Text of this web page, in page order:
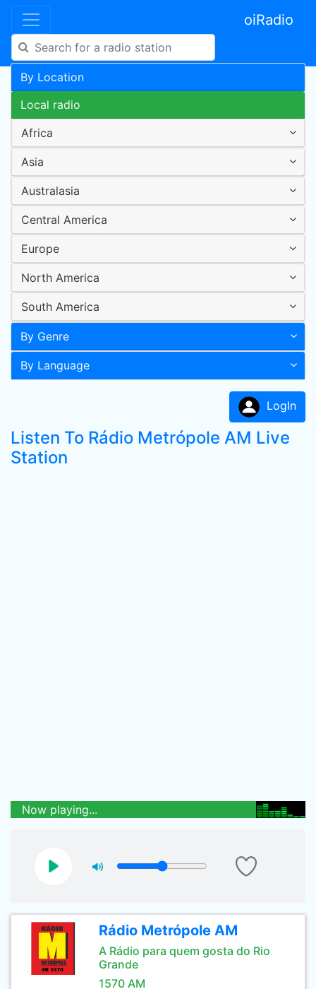
oiRadio
By Location
Local radio
Africa
Asia
Australasia
Central America
Europe
North America
South America
By Genre
By Language
LogIn
Listen To Rádio Metrópole AM Live
Station
Now playing...
Rádio Metrópole AM
A Rádio para quem gosta do Rio
Grande
1570 AM